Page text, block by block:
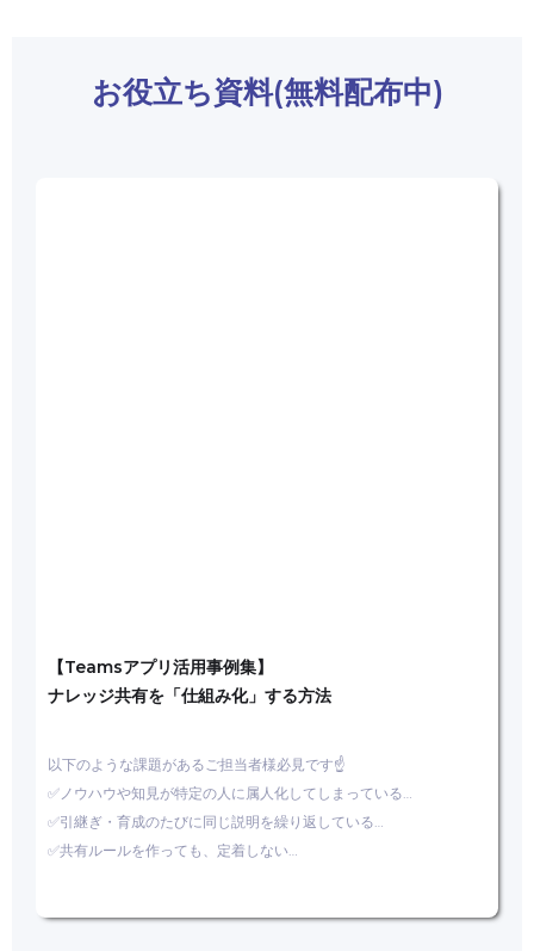
お役立ち資料(無料配布中)
【Teamsアプリ活用事例集】
ナレッジ共有を「仕組み化」する方法
以下のような課題があるご担当者様必見です☝
✅ノウハウや知見が特定の人に属人化してしまっている…
✅引継ぎ・育成のたびに同じ説明を繰り返している…
✅共有ルールを作っても、定着しない…